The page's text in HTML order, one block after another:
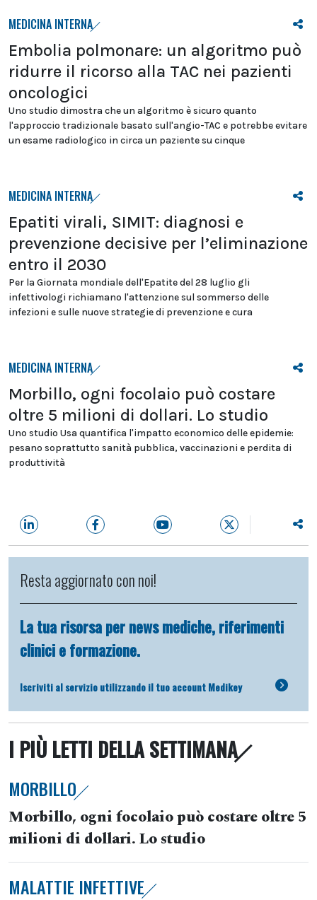
MEDICINA INTERNA
Embolia polmonare: un algoritmo può
ridurre il ricorso alla TAC nei pazienti
oncologici
Uno studio dimostra che un algoritmo è sicuro quanto
l'approccio tradizionale basato sull'angio-TAC e potrebbe evitare
un esame radiologico in circa un paziente su cinque
MEDICINA INTERNA
Epatiti virali, SIMIT: diagnosi e
prevenzione decisive per l’eliminazione
entro il 2030
Per la Giornata mondiale dell'Epatite del 28 luglio gli
infettivologi richiamano l'attenzione sul sommerso delle
infezioni e sulle nuove strategie di prevenzione e cura
MEDICINA INTERNA
Morbillo, ogni focolaio può costare
oltre 5 milioni di dollari. Lo studio
Uno studio Usa quantifica l'impatto economico delle epidemie:
pesano soprattutto sanità pubblica, vaccinazioni e perdita di
produttività
Resta aggiornato con noi!
La tua risorsa per news mediche, riferimenti
clinici e formazione.
Iscriviti al servizio utilizzando il tuo account Medikey
I PIÙ LETTI DELLA SETTIMANA
MORBILLO
Morbillo, ogni focolaio può costare oltre 5
milioni di dollari. Lo studio
MALATTIE INFETTIVE